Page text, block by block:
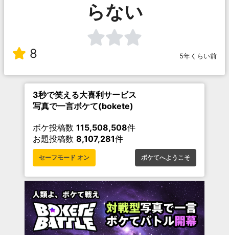
らない
8 5年くらい前
3秒で笑える大喜利サービス
写真で一言ボケて(bokete)
ボケ投稿数 115,508,508件
お題投稿数 8,107,281件
セーフモード オン ボケてへようこそ